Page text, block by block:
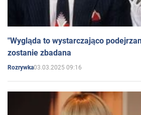
"Wygląda to wystarczająco
zostanie zbadana
Rozrywka03.03.2025 09:16